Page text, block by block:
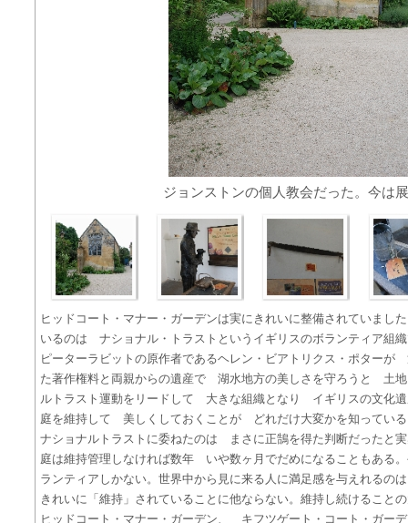
ジョンストンの個人教会だった。今は
ヒッドコート・マナー・ガーデンは実にきれいに整備されていまし
いるのは ナショナル・トラストというイギリスのボランティア組
ピーターラビットの原作者であるヘレン・ビアトリクス・ポター
た著作権料と両親からの遺産で 湖水地方の美しさを守ろうと 土地
ルトラスト運動をリードして 大きな組織となり イギリスの文化遺
庭を維持して 美しくしておくことが どれだけ大変かを知ってい
ナショナルトラストに委ねたのは まさに正鵠を得た判断だったと
庭は維持管理しなければ数年 いや数ヶ月でだめになることもある
ランティアしかない。世界中から見に来る人に満足感を与えれる
きれいに「維持」されていることに他ならない。維持し続けること
ヒッドコート・マナー・ガーデン、 キフツゲート・コート・ガー